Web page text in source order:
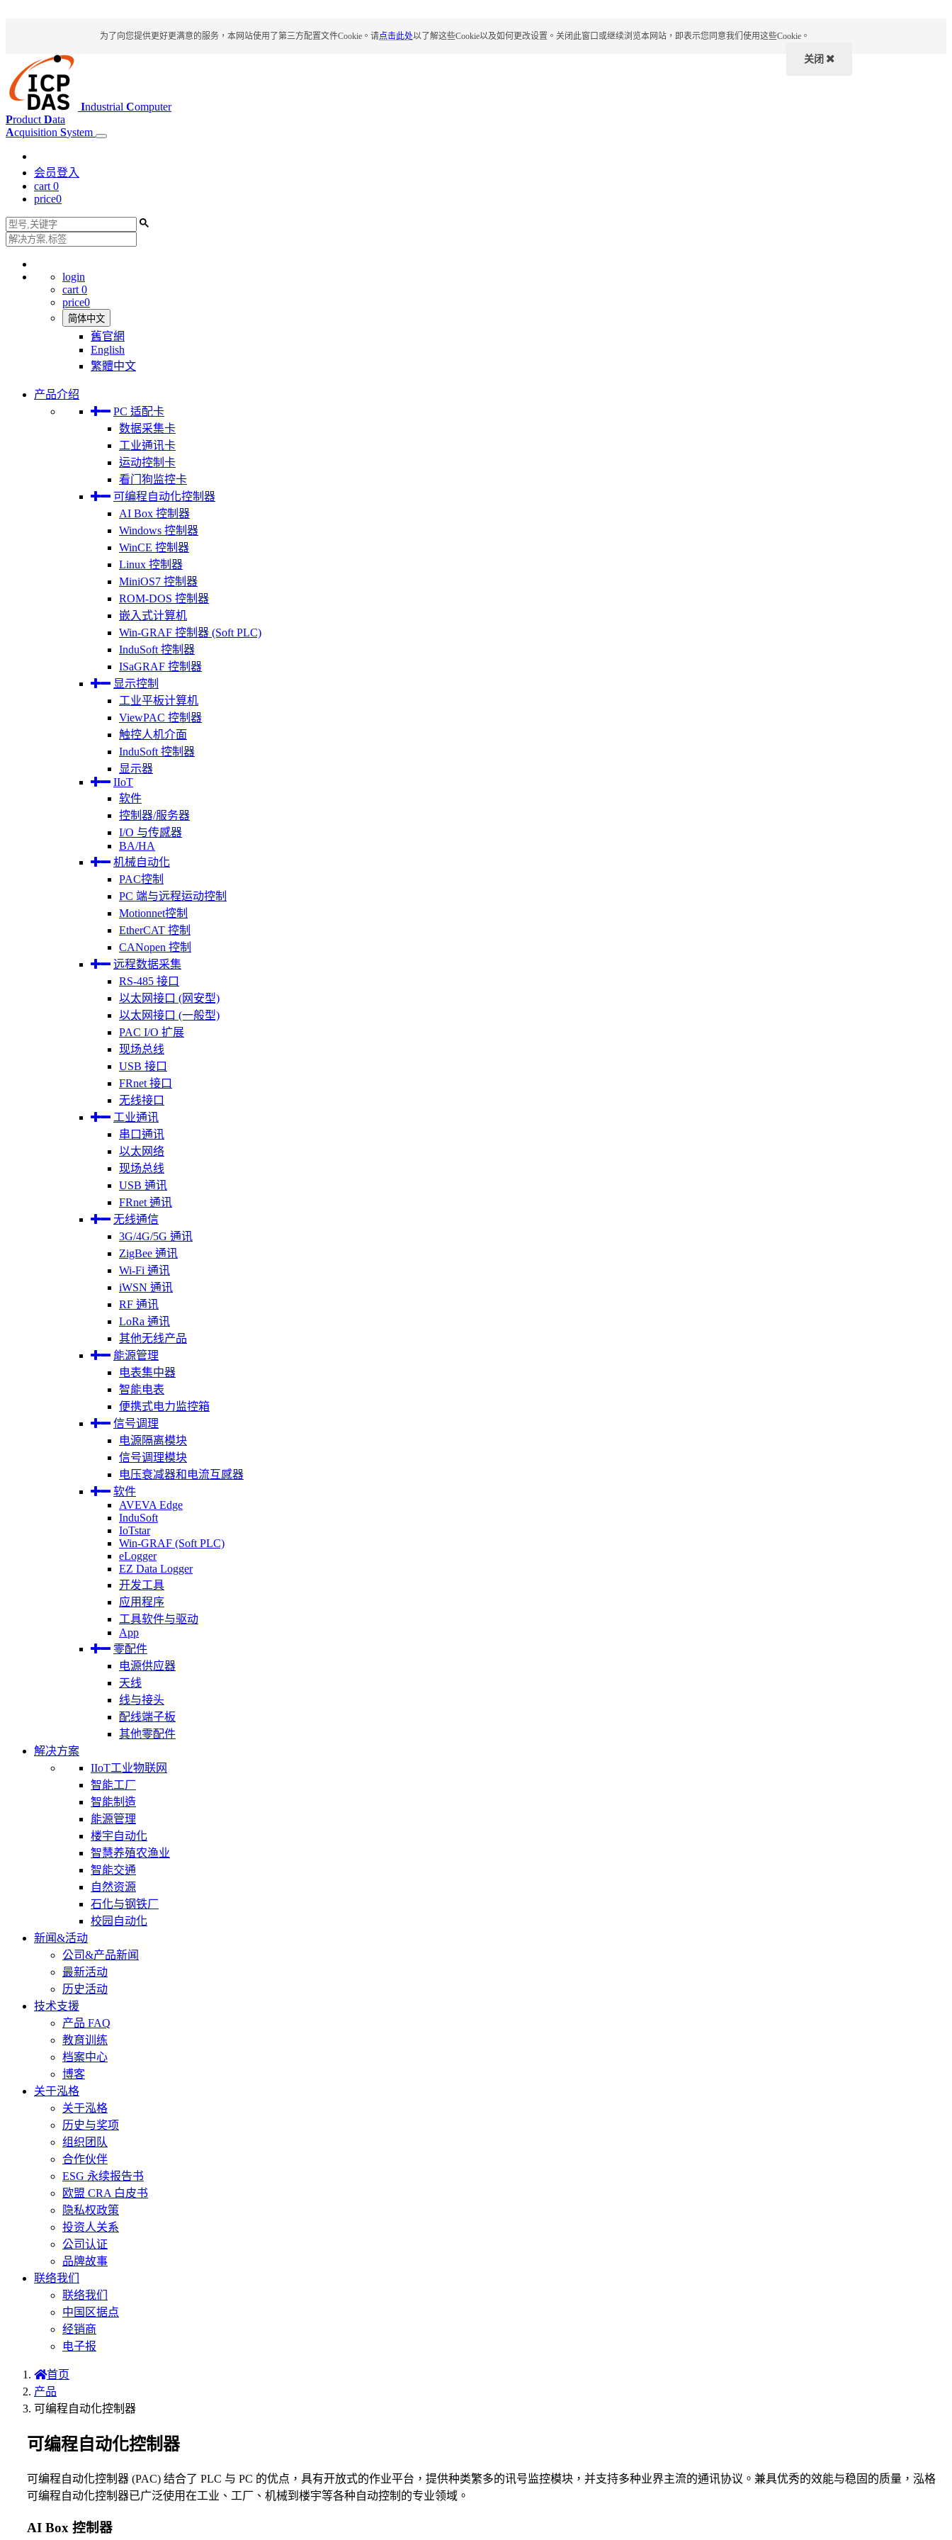
为了向您提供更好更满意的服务，本网站使用了第三方配置文件Cookie。请点击此处以了解这些Cookie以及如何更改设置。关闭此窗口或继续浏览本网站，即表示您同意我们使用这些Cookie。
关闭
Industrial Computer
Product Data
Acquisition System
会员登入
cart 0
price0
login
cart 0
price0
简体中文
舊官網
English
繁體中文
产品介绍
PC 适配卡
数据采集卡
工业通讯卡
运动控制卡
看门狗监控卡
可编程自动化控制器
AI Box 控制器
Windows 控制器
WinCE 控制器
Linux 控制器
MiniOS7 控制器
ROM-DOS 控制器
嵌入式计算机
Win-GRAF 控制器 (Soft PLC)
InduSoft 控制器
ISaGRAF 控制器
显示控制
工业平板计算机
ViewPAC 控制器
触控人机介面
InduSoft 控制器
显示器
IIoT
软件
控制器/服务器
I/O 与传感器
BA/HA
机械自动化
PAC控制
PC 端与远程运动控制
Motionnet控制
EtherCAT 控制
CANopen 控制
远程数据采集
RS-485 接口
以太网接口 (网安型)
以太网接口 (一般型)
PAC I/O 扩展
现场总线
USB 接口
FRnet 接口
无线接口
工业通讯
串口通讯
以太网络
现场总线
USB 通讯
FRnet 通讯
无线通信
3G/4G/5G 通讯
ZigBee 通讯
Wi-Fi 通讯
iWSN 通讯
RF 通讯
LoRa 通讯
其他无线产品
能源管理
电表集中器
智能电表
便携式电力监控箱
信号调理
电源隔离模块
信号调理模块
电压衰减器和电流互感器
软件
AVEVA Edge
InduSoft
IoTstar
Win-GRAF (Soft PLC)
eLogger
EZ Data Logger
开发工具
应用程序
工具软件与驱动
App
零配件
电源供应器
天线
线与接头
配线端子板
其他零配件
解决方案
IIoT工业物联网
智能工厂
智能制造
能源管理
楼宇自动化
智慧养殖农渔业
智能交通
自然资源
石化与钢铁厂
校园自动化
新闻&活动
公司&产品新闻
最新活动
历史活动
技术支援
产品 FAQ
教育训练
档案中心
博客
关于泓格
关于泓格
历史与奖项
组织团队
合作伙伴
ESG 永续报告书
欧盟 CRA 白皮书
隐私权政策
投资人关系
公司认证
品牌故事
联络我们
联络我们
中国区据点
经销商
电子报
首页
产品
可编程自动化控制器
可编程自动化控制器
可编程自动化控制器 (PAC) 结合了 PLC 与 PC 的优点，具有开放式的作业平台，提供种类繁多的讯号监控模块，并支持多种业界主流的通讯协议。兼具优秀的效能与稳固的质量，泓格
可编程自动化控制器已广泛使用在工业、工厂、机械到楼宇等各种自动控制的专业领域。
AI Box 控制器